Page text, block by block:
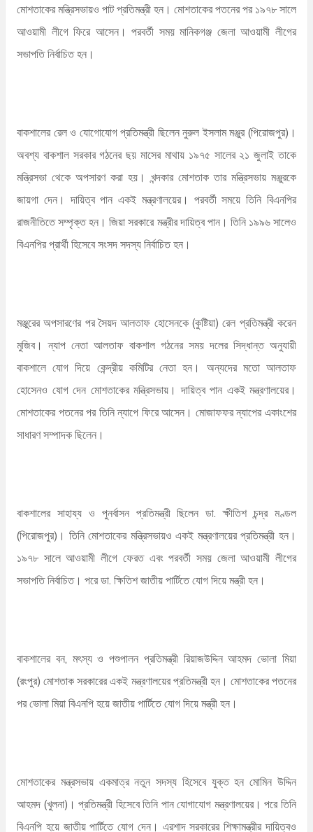
মোশতাকের মন্ত্রিসভায়ও পাট প্রতিমন্ত্রী হন। মোশতাকের পতনের পর ১৯৭৮ সালে
আওয়ামী লীগে ফিরে আসেন। পরবর্তী সময় মানিকগঞ্জ জেলা আওয়ামী লীগের
সভাপতি নির্বাচিত হন।
বাকশালের রেল ও যোগোযোগ প্রতিমন্ত্রী ছিলেন নুরুল ইসলাম মঞ্জুর (পিরোজপুর)।
অবশ্য বাকশাল সরকার গঠনের ছয় মাসের মাথায় ১৯৭৫ সালের ২১ জুলাই তাকে
মন্ত্রিসভা থেকে অপসারণ করা হয়। খন্দকার মোশতাক তার মন্ত্রিসভায় মঞ্জুরকে
জায়গা দেন। দায়িত্ব পান একই মন্ত্রণালয়ের। পরবর্তী সময়ে তিনি বিএনপির
রাজনীতিতে সম্পৃক্ত হন। জিয়া সরকারে মন্ত্রীর দায়িত্ব পান। তিনি ১৯৯৬ সালেও
বিএনপির প্রার্থী হিসেবে সংসদ সদস্য নির্বাচিত হন।
মঞ্জুরের অপসারণের পর সৈয়দ আলতাফ হোসেনকে (কুষ্টিয়া) রেল প্রতিমন্ত্রী করেন
মুজিব। ন্যাপ নেতা আলতাফ বাকশাল গঠনের সময় দলের সিদ্ধান্ত অনুযায়ী
বাকশালে যোগ দিয়ে কেন্দ্রীয় কমিটির নেতা হন। অন্যদের মতো আলতাফ
হোসেনও যোগ দেন মোশতাকের মন্ত্রিসভায়। দায়িত্ব পান একই মন্ত্রণালয়ের।
মোশতাকের পতনের পর তিনি ন্যাপে ফিরে আসেন। মোজাফফর ন্যাপের একাংশের
সাধারণ সম্পাদক ছিলেন।
বাকশালের সাহায্য ও পুনর্বাসন প্রতিমন্ত্রী ছিলেন ডা. ক্ষীতিশ চন্দ্র মণ্ডল
(পিরোজপুর)। তিনি মোশতাকের মন্ত্রিসভায়ও একই মন্ত্রণালয়ের প্রতিমন্ত্রী হন।
১৯৭৮ সালে আওয়ামী লীগে ফেরত এবং পরবর্তী সময় জেলা আওয়ামী লীগের
সভাপতি নির্বাচিত। পরে ডা. ক্ষিতিশ জাতীয় পার্টিতে যোগ দিয়ে মন্ত্রী হন।
বাকশালের বন, মৎস্য ও পশুপালন প্রতিমন্ত্রী রিয়াজউদ্দিন আহমদ ভোলা মিয়া
(রংপুর) মোশতাক সরকারের একই মন্ত্রণালয়ের প্রতিমন্ত্রী হন। মোশতাকের পতনের
পর ভোলা মিয়া বিএনপি হয়ে জাতীয় পার্টিতে যোগ দিয়ে মন্ত্রী হন।
মোশতাকের মন্ত্রসভায় একমাত্র নতুন সদস্য হিসেবে যুক্ত হন মোমিন উদ্দিন
আহমদ (খুলনা)। প্রতিমন্ত্রী হিসেবে তিনি পান যোগাযোগ মন্ত্রণালয়ের। পরে তিনি
বিএনপি হয়ে জাতীয় পার্টিতে যোগ দেন। এরশাদ সরকারের শিক্ষামন্ত্রীর দায়িত্বও